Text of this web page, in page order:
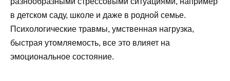
в детском саду, школе и даже в родной семье.
Психологические травмы, умственная нагрузка,
быстрая утомляемость, все это влияет на
эмоциональное состояние.